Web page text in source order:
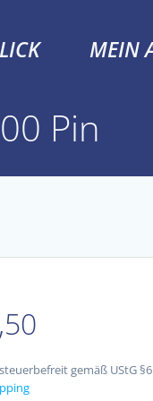
MEIN
Pin
gemäß UStG §6